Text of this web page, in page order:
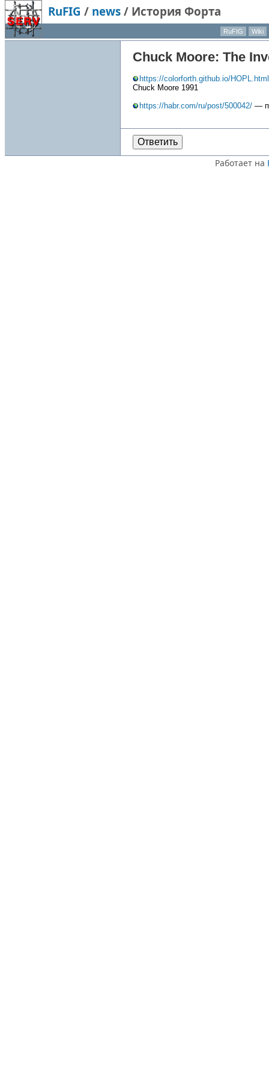
RuFIG / news / История Форта
RuFIG Wiki
Chuck Moore: The
https://colorforth.github.io/HOPL.html
Chuck Moore 1991
https://habr.com/ru/post/500042/ —
Ответить
Работает на